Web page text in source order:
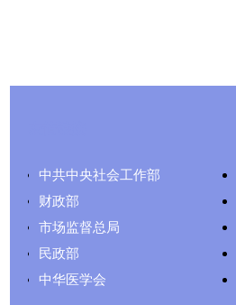
中共中央社会工作部
财政部
市场监督总局
民政部
中华医学会